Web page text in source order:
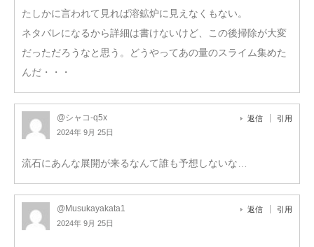
たしかに言われて見れば溶鉱炉に見えなくもない。
ネタバレになるから詳細は書けないけど、この後掃除が大変
だっただろうなと思う。どうやってあの量のスライム集めた
んだ・・・
@シャコ-q5x
2024年 9月 25日
返信 引用
流石にあんな展開が来るなんて誰も予想しないな…
@Musukayakata1
2024年 9月 25日
返信 引用